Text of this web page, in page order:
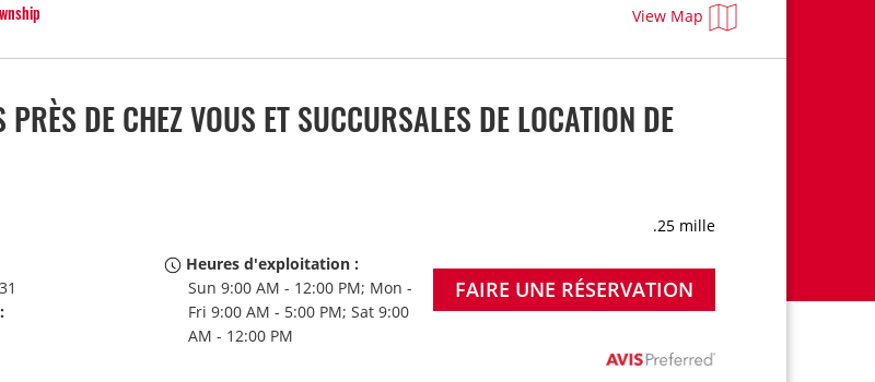
View Map
DE CHEZ VOUS ET SUCCURSALES DE LOCATION DE
.25 mille
Heures d'exploitation :
Sun 9:00 AM - 12:00 PM; Mon -
Fri 9:00 AM - 5:00 PM; Sat 9:00
AM - 12:00 PM
FAIRE UNE RÉSERVATION